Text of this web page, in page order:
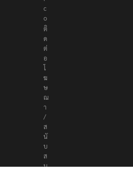
s
.
c
o
ติ
ด
ต่
อ
โ
ฆ
ษ
ณ
า
/
ส
นั
บ